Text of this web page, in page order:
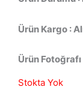
Ürün Kargo :
Ürün
Stokta Yok